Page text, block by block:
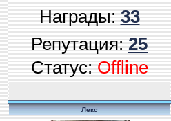
Награды:33
Репутация:25
Статус:Offline
Лекс